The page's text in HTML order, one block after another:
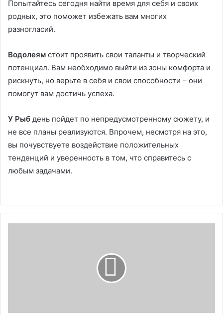
Попытайтесь сегодня найти время для себя и своих
родных, это поможет избежать вам многих
разногласий.
Водолеям стоит проявить свои таланты и творческий
потенциал. Вам необходимо выйти из зоны комфорта и
рискнуть, но верьте в себя и свои способности – они
помогут вам достичь успеха.
У Рыб день пойдет по непредусмотренному сюжету, и
не все планы реализуются. Впрочем, несмотря на это,
вы почувствуете воздействие положительных
тенденций и уверенность в том, что справитесь с
любым задачами.